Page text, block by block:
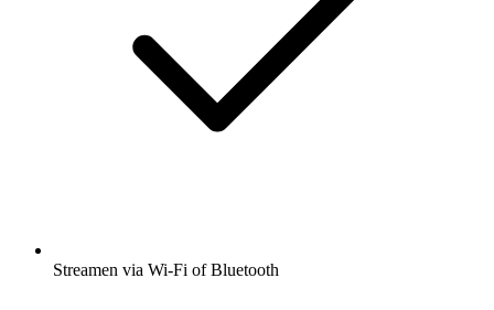
Streamen via Wi-Fi of Bluetooth